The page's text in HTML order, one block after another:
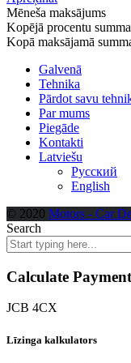
Mēneša maksājums
Kopējā procentu summa
Kopā maksājamā
Galvenā
Tehnika
Pārdot savu
Par mums
Piegāde
Kontakti
Latviešu
Русский
English
© 2020 Motors - Car
Search
Calculate Payment
JCB 4CX
Līzinga kalkulators